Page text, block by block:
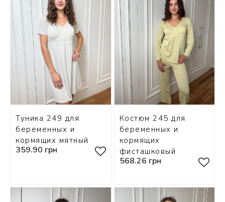
Туника 249 для
беременных и
кормящих мятный
359.90 грн
Костюм 245 для
беременных и
кормящих
фисташковый
568.26 грн